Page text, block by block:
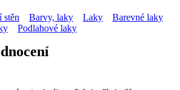
stěn
Barvy, laky Laky
Barevné laky
Podlahové laky